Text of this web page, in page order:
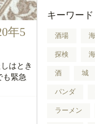
年5
はとき
緊急
キーワード
酒場
探検 海
酒 城
パンダ
ラーメン